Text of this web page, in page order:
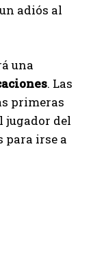
adiós al
una
. Las
primeras
jugador del
para irse a